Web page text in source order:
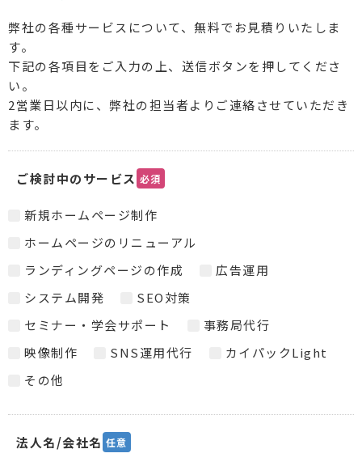
弊社の各種サービスについて、無料でお見積りいたしま
す。
下記の各項目をご入力の上、送信ボタンを押してくださ
い。
2営業日以内に、弊社の担当者よりご連絡させていただき
ます。
ご検討中のサービス 必須
新規ホームページ制作
ホームページのリニューアル
ランディングページの作成
広告運用
システム開発
SEO対策
セミナー・学会サポート
事務局代行
映像制作
SNS運用代行
カイパックLight
その他
法人名/会社名 任意